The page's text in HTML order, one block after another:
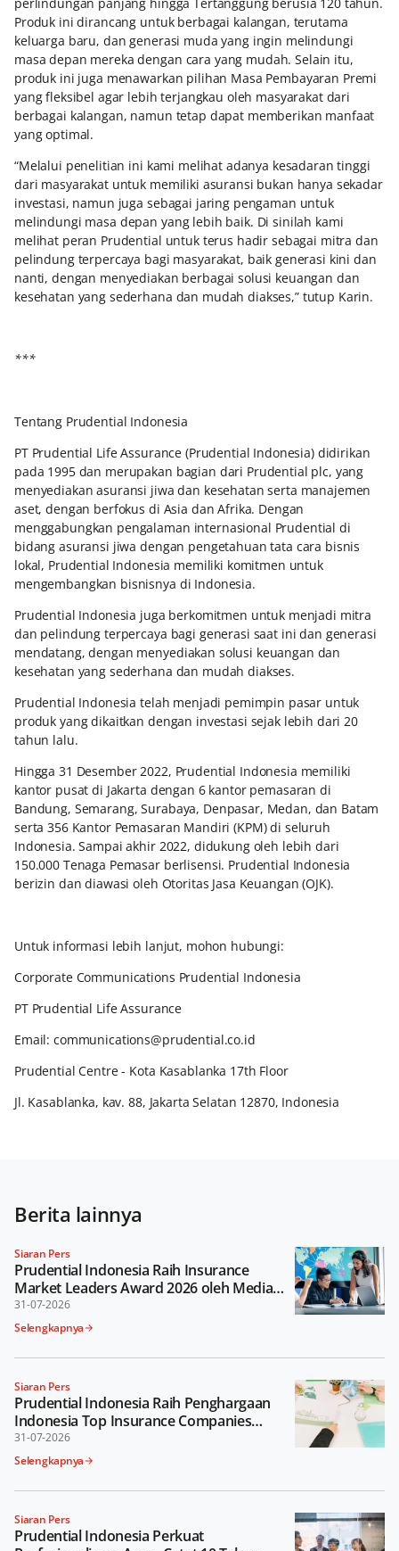
Produk ini dirancang untuk berbagai kalangan, terutama
keluarga baru, dan generasi muda yang ingin melindungi
masa depan mereka dengan cara yang mudah. Selain itu,
produk ini juga menawarkan pilihan Masa Pembayaran Premi
yang fleksibel agar lebih terjangkau oleh masyarakat dari
berbagai kalangan, namun tetap dapat memberikan manfaat
yang optimal.
“Melalui penelitian ini kami melihat adanya kesadaran tinggi
dari masyarakat untuk memiliki asuransi bukan hanya sekadar
investasi, namun juga sebagai jaring pengaman untuk
melindungi masa depan yang lebih baik. Di sinilah kami
melihat peran Prudential untuk terus hadir sebagai mitra dan
pelindung terpercaya bagi masyarakat, baik generasi kini dan
nanti, dengan menyediakan berbagai solusi keuangan dan
kesehatan yang sederhana dan mudah diakses,” tutup Karin.
***
Tentang Prudential Indonesia
PT Prudential Life Assurance (Prudential Indonesia) didirikan
pada 1995 dan merupakan bagian dari Prudential plc, yang
menyediakan asuransi jiwa dan kesehatan serta manajemen
aset, dengan berfokus di Asia dan Afrika. Dengan
menggabungkan pengalaman internasional Prudential di
bidang asuransi jiwa dengan pengetahuan tata cara bisnis
lokal, Prudential Indonesia memiliki komitmen untuk
mengembangkan bisnisnya di Indonesia.
Prudential Indonesia juga berkomitmen untuk menjadi mitra
dan pelindung terpercaya bagi generasi saat ini dan generasi
mendatang, dengan menyediakan solusi keuangan dan
kesehatan yang sederhana dan mudah diakses.
Prudential Indonesia telah menjadi pemimpin pasar untuk
produk yang dikaitkan dengan investasi sejak lebih dari 20
tahun lalu.
Hingga 31 Desember 2022, Prudential Indonesia memiliki
kantor pusat di Jakarta dengan 6 kantor pemasaran di
Bandung, Semarang, Surabaya, Denpasar, Medan, dan Batam
serta 356 Kantor Pemasaran Mandiri (KPM) di seluruh
Indonesia. Sampai akhir 2022, didukung oleh lebih dari
150.000 Tenaga Pemasar berlisensi. Prudential Indonesia
berizin dan diawasi oleh Otoritas Jasa Keuangan (OJK).
Untuk informasi lebih lanjut, mohon hubungi:
Corporate Communications Prudential Indonesia
PT Prudential Life Assurance
Email: communications@prudential.co.id
Prudential Centre - Kota Kasablanka 17th Floor
Jl. Kasablanka, kav. 88, Jakarta Selatan 12870, Indonesia
Berita lainnya
Siaran Pers
Prudential Indonesia Raih Insurance
Market Leaders Award 2026 oleh Media
Asuransi
31-07-2026
Selengkapnya
Siaran Pers
Prudential Indonesia Raih Penghargaan
Indonesia Top Insurance Companies
Awards 2026
31-07-2026
Selengkapnya
Siaran Pers
Prudential Indonesia Perkuat